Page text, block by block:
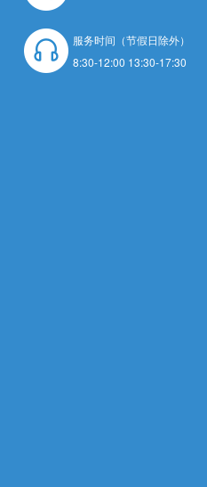
服务时间（节假日除外）
8:30-12:00 13:30-17:30